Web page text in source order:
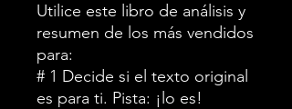
Utilice este libro de análisis y
resumen de los más vendidos
para:
# 1 Decide si el texto original
es para ti. Pista: ¡lo es!